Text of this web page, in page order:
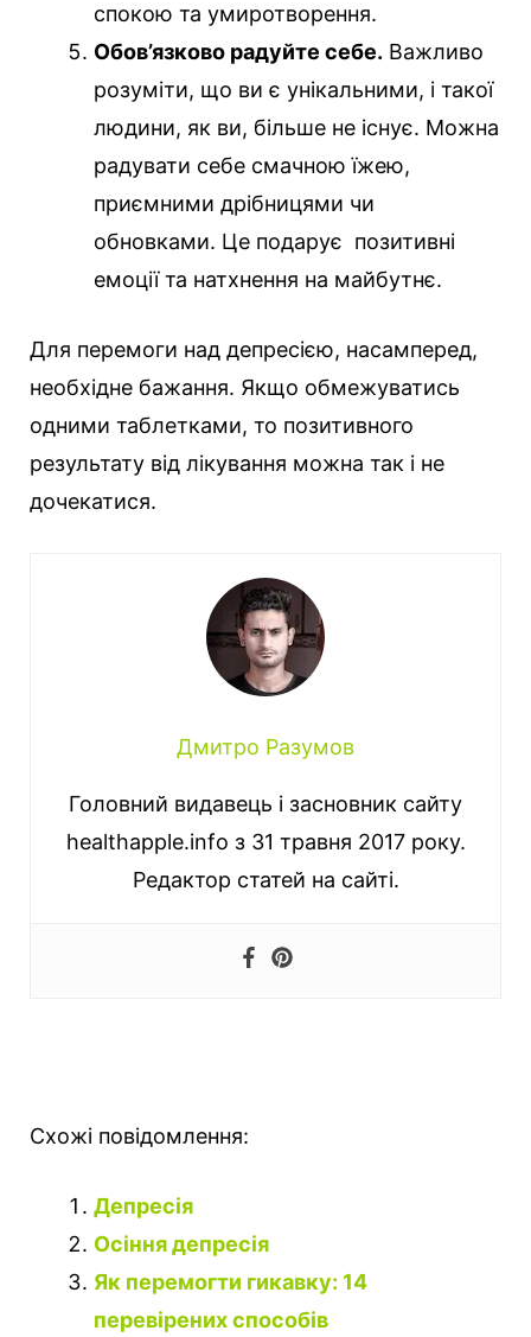
спокою та умиротворення.
Обов’язково радуйте себе. Важливо
розуміти, що ви є унікальними, і такої
людини, як ви, більше не існує. Можна
радувати себе смачною їжею,
приємними дрібницями чи
обновками. Це подарує позитивні
емоції та натхнення на майбутнє.
Для перемоги над депресією, насамперед,
необхідне бажання. Якщо обмежуватись
одними таблетками, то позитивного
результату від лікування можна так і не
дочекатися.
Дмитро Разумов
Головний видавець і засновник сайту
healthapple.info з 31 травня 2017 року.
Редактор статей на сайті.
Схожі повідомлення:
Депресія
Осіння депресія
Як перемогти гикавку: 14
перевірених способів